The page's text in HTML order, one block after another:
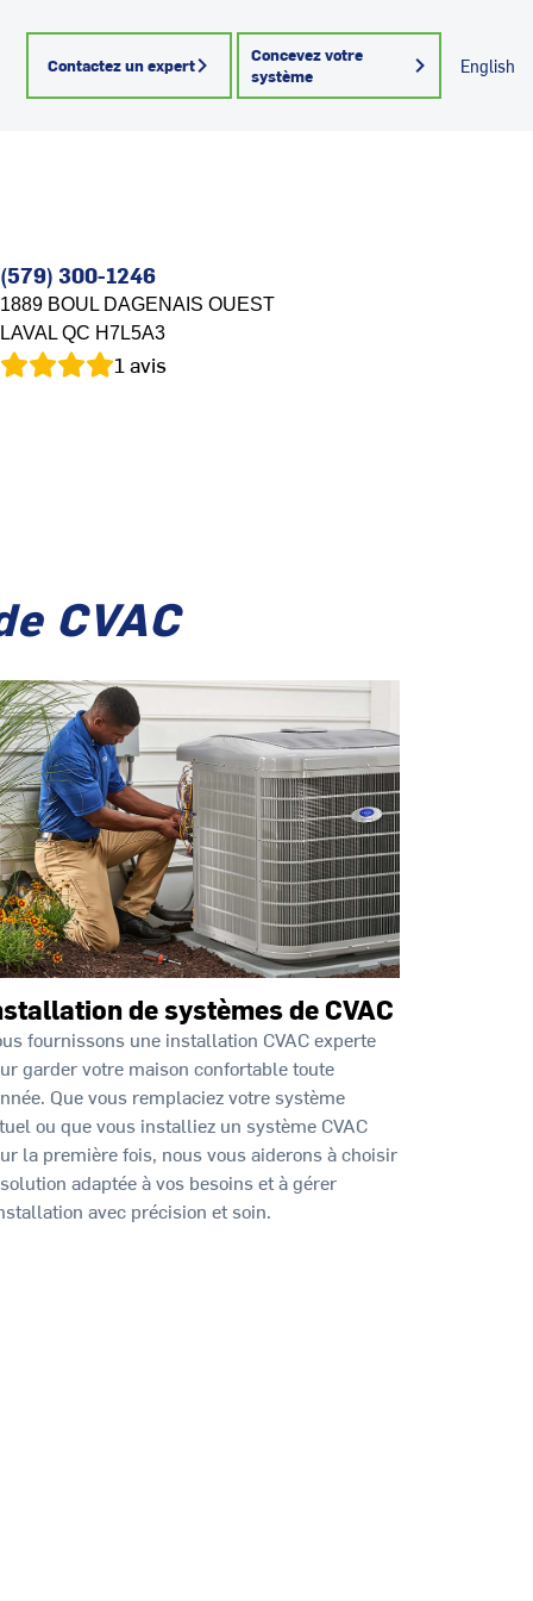
Contactez un expert
Concevez votre
système
English
(579) 300-1246
1889 BOUL DAGENAIS OUEST
LAVAL QC H7L5A3
1avis
CVAC
de systèmes de CVAC
fournissons une installation CVAC experte
garder votre maison confortable toute
Que vous remplaciez votre système
ou que vous installiez un système CVAC
la première fois, nous vous aiderons à choisir
adaptée à vos besoins et à gérer
avec précision et soin.